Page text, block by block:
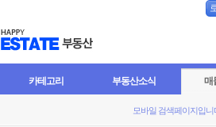
카테고리 부동산소식 매
모바일 검색페이지입니